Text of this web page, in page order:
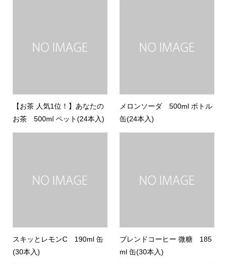
【お茶 人気1位！】あなたの
お茶 500ml ペット(24本入)
メロンソーダ 500ml ボトル
缶(24本入)
スキッとレモンC 190ml 缶
(30本入)
ブレンドコーヒー 微糖 185
ml 缶(30本入)